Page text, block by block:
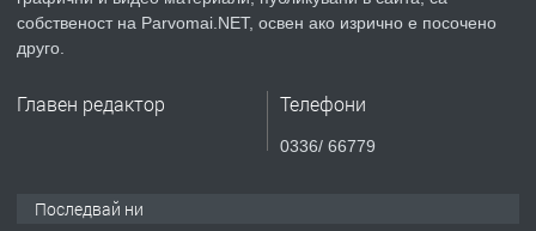
ПРЕДЛАГА
Продавам апартамент - гр.
собственост на Parvomai.NET, освен ако изрично е посочено
друго.
Главен редактор Телефони
0336/ 66779
Последвай ни